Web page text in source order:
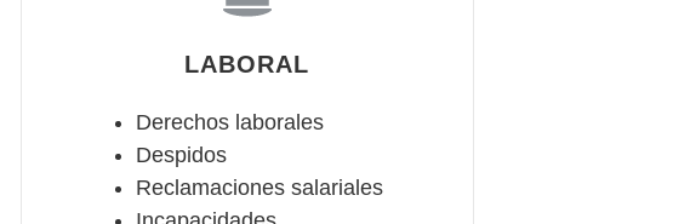
LABORAL
Derechos laborales
Despidos
Reclamaciones salariales